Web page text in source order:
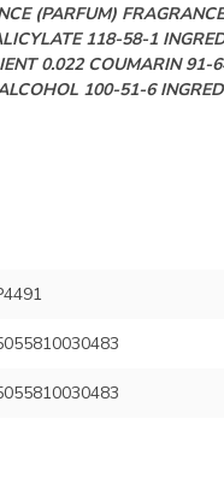
(PARFUM)
118-58-1
0.022 COUMARIN 91-
100-51-6